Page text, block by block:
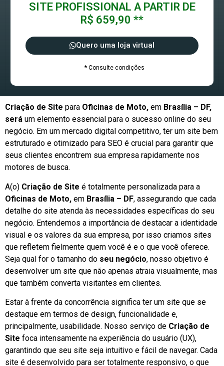
SITE PROFISSIONAL A PARTIR DE
R$ 659,90 **
Quero uma loja virtual
* Consulte condições
Criação de Site para Oficinas de Moto, em Brasília – DF,
será um elemento essencial para o sucesso online do seu
negócio. Em um mercado digital competitivo, ter um site bem
estruturado e otimizado para SEO é crucial para garantir que
seus clientes encontrem sua empresa rapidamente nos
motores de busca.
A(o) Criação de Site é totalmente personalizada para a
Oficinas de Moto, em Brasília – DF, assegurando que cada
detalhe do site atenda às necessidades específicas do seu
negócio. Entendemos a importância de destacar a identidade
visual e os valores da sua empresa, por isso criamos sites
que refletem fielmente quem você é e o que você oferece.
Seja qual for o tamanho do seu negócio, nosso objetivo é
desenvolver um site que não apenas atraia visualmente, mas
que também converta visitantes em clientes.
Estar à frente da concorrência significa ter um site que se
destaque em termos de design, funcionalidade e,
principalmente, usabilidade. Nosso serviço de Criação de
Site foca intensamente na experiência do usuário (UX),
garantindo que seu site seja intuitivo e fácil de navegar. Cada
site é desenvolvido para ser totalmente responsivo, o que